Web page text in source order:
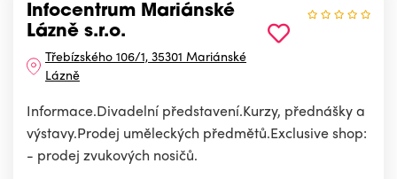
Infocentrum Mariánské
Lázně s.r.o.
Třebízského 106/1, 35301 Mariánské
Lázně
Informace.Divadelní představení.Kurzy, přednášky a
výstavy.Prodej uměleckých předmětů.Exclusive shop:
- prodej zvukových nosičů.